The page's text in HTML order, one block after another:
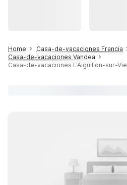
Home
Casa-de-vacaciones Francia
Casa-de-vacaciones Vandea
Casa-de-vacaciones L'Aiguillon-sur-Vie